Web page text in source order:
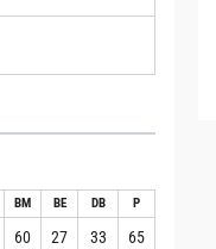
BM BE DB P
60 27 33 65